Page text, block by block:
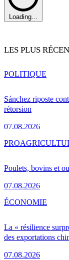
Loading...
LES PLUS
Sánchez riposte
rétorsion
07.08.2026
POLITIQUE
Poulets, bovins et
07.08.2026
PRO
La « résilience
des exportations
07.08.2026
ÉCONOMIE